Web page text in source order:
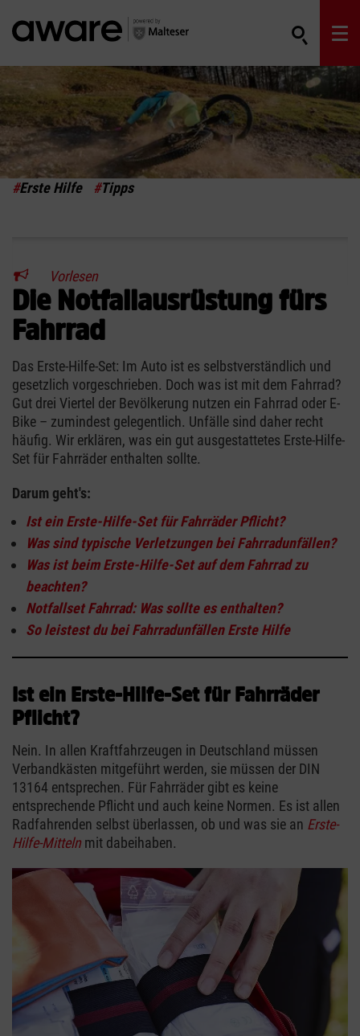
#Erste Hilfe #Tipps
Vorlesen
Die Notfallausrüstung fürs
Fahrrad
Das Erste-Hilfe-Set: Im Auto ist es selbstverständlich und
gesetzlich vorgeschrieben. Doch was ist mit dem Fahrrad?
Gut drei Viertel der Bevölkerung nutzen ein Fahrrad oder E-
Bike – zumindest gelegentlich. Unfälle sind daher recht
häufig. Wir erklären, was ein gut ausgestattetes Erste-Hilfe-
Set für Fahrräder enthalten sollte.
Darum geht's:
Ist ein Erste-Hilfe-Set für Fahrräder Pflicht?
Was sind typische Verletzungen bei Fahrradunfällen?
Was ist beim Erste-Hilfe-Set auf dem Fahrrad zu
beachten?
Notfallset Fahrrad: Was sollte es enthalten?
So leistest du bei Fahrradunfällen Erste Hilfe
Ist ein Erste-Hilfe-Set für Fahrräder
Pflicht?
Nein. In allen Kraftfahrzeugen in Deutschland müssen
Verbandkästen mitgeführt werden, sie müssen der DIN
13164 entsprechen. Für Fahrräder gibt es keine
entsprechende Pflicht und auch keine Normen. Es ist allen
Radfahrenden selbst überlassen, ob und was sie an Erste-
Hilfe-Mitteln mit dabeihaben.